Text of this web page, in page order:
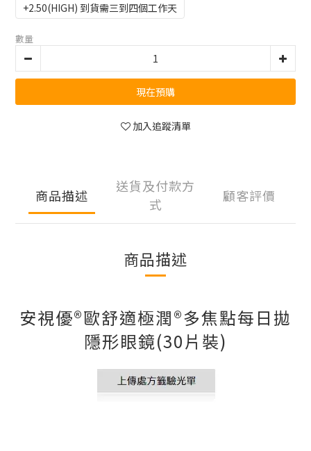
+2.50(HIGH) 到貨需三到四個工作天
數量
現在預購
加入追蹤清單
商品描述
送貨及付款方
式
顧客評價
商品描述
安視優®歐舒適極潤®多焦點每日拋
隱形眼鏡(30片裝)